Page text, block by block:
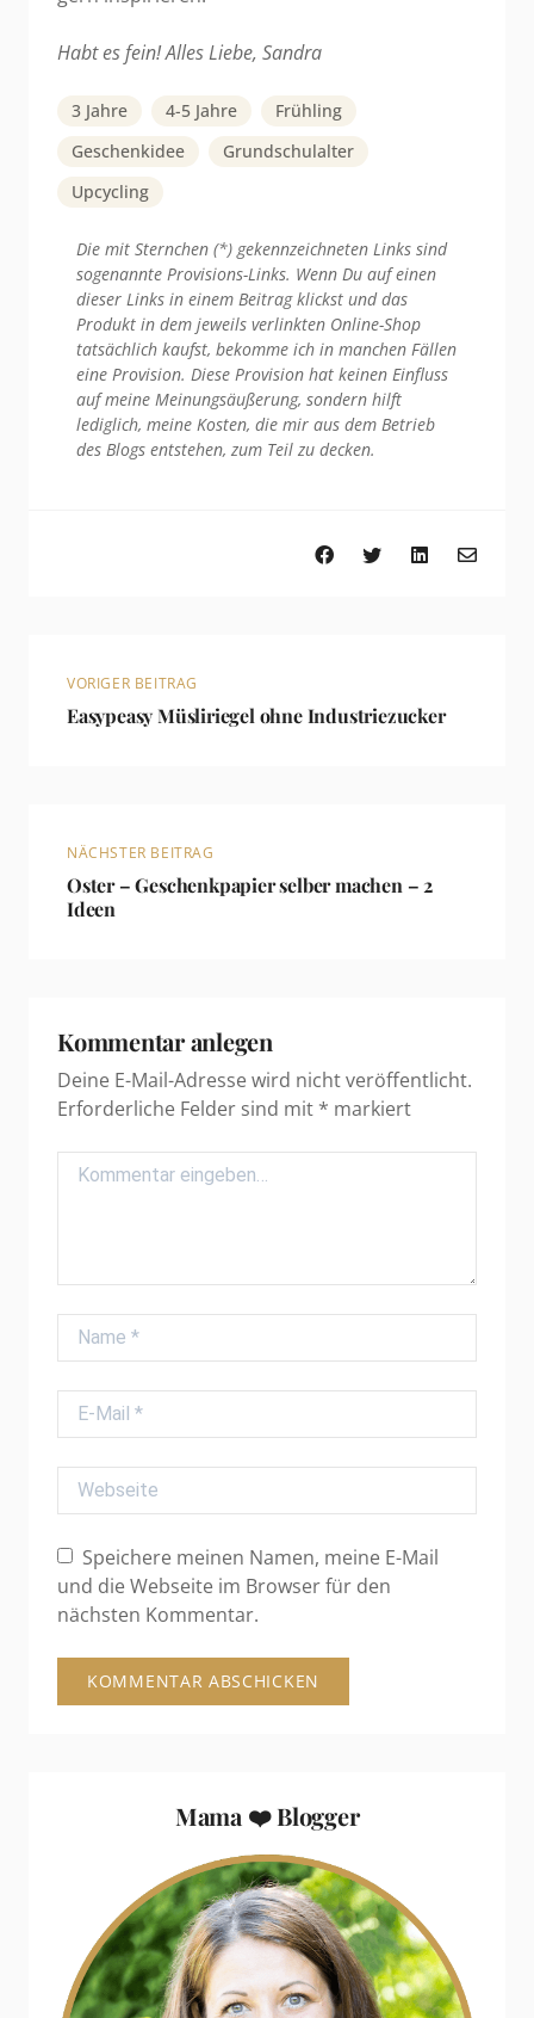
Habt es fein! Alles Liebe, Sandra
3 Jahre 4-5 Jahre
Frühling
Geschenkidee
Grundschulalter
Upcycling
Die mit Sternchen (*) gekennzeichneten Links sind
sogenannte Provisions-Links. Wenn Du auf einen
dieser Links in einem Beitrag klickst und das
Produkt in dem jeweils verlinkten Online-Shop
tatsächlich kaufst, bekomme ich in manchen Fällen
eine Provision. Diese Provision hat keinen Einfluss
auf meine Meinungsäußerung, sondern hilft
lediglich, meine Kosten, die mir aus dem Betrieb
des Blogs entstehen, zum Teil zu decken.
VORIGER BEITRAG
Easypeasy Müsliriegel ohne Industriezucker
NÄCHSTER BEITRAG
Oster – Geschenkpapier selber machen – 2
Ideen
Kommentar anlegen
Deine E-Mail-Adresse wird nicht veröffentlicht.
Erforderliche Felder sind mit * markiert
Comment
Name
E-Mail
Webseite
Speichere meinen Namen, meine E-Mail
und die Webseite im Browser für den
nächsten Kommentar.
Mama ❤️ Blogger